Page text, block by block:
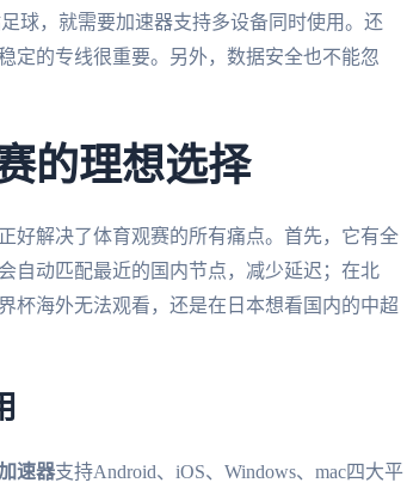
球，就需要加速器支持多设备同时使用。还
定的专线很重要。另外，数据安全也不能忽
的理想选择
好解决了体育观赛的所有痛点。首先，它有全
动匹配最近的国内节点，减少延迟；在北
杯海外无法观看，还是在日本想看国内的中超
速器支持Android、iOS、Windows、mac四大平